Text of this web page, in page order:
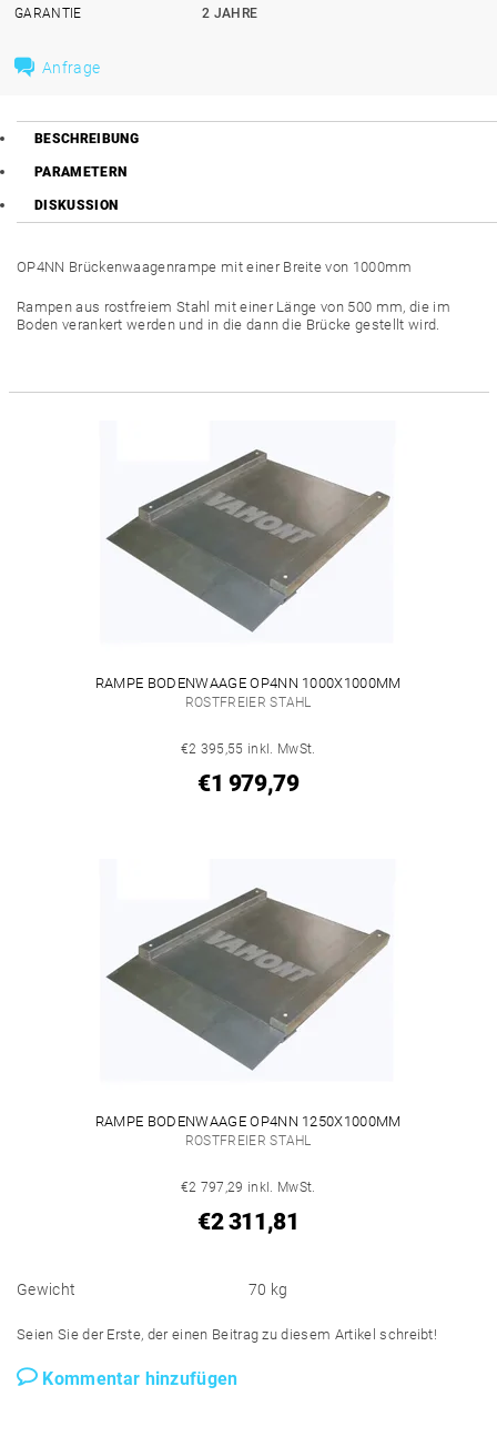
GARANTIE
2 JAHRE
Anfrage
BESCHREIBUNG
PARAMETERN
DISKUSSION
OP4NN Brückenwaagenrampe mit einer Breite von 1000mm
Rampen aus rostfreiem Stahl mit einer Länge von 500 mm, die im
Boden verankert werden und in die dann die Brücke gestellt wird.
RAMPE BODENWAAGE OP4NN 1000X1000MM
ROSTFREIER STAHL
€2 395,55 inkl. MwSt.
€1 979,79
RAMPE BODENWAAGE OP4NN 1250X1000MM
ROSTFREIER STAHL
€2 797,29 inkl. MwSt.
€2 311,81
Gewicht 70 kg
Seien Sie der Erste, der einen Beitrag zu diesem Artikel schreibt!
Kommentar hinzufügen